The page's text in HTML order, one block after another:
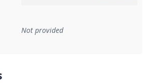
to an implementation rule or other
Not provided